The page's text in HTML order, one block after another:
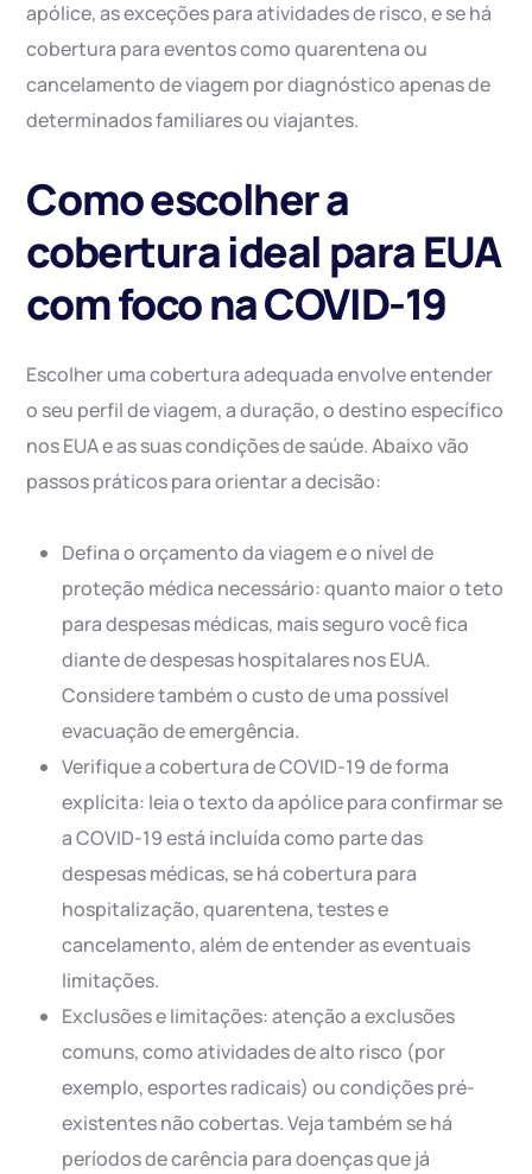
apólice, as exceções para atividades de risco, e se há
cobertura para eventos como quarentena ou
cancelamento de viagem por diagnóstico apenas de
determinados familiares ou viajantes.
Como escolher a
cobertura ideal para EUA
com foco na COVID-19
Escolher uma cobertura adequada envolve entender
o seu perfil de viagem, a duração, o destino específico
nos EUA e as suas condições de saúde. Abaixo vão
passos práticos para orientar a decisão:
Defina o orçamento da viagem e o nível de
proteção médica necessário: quanto maior o teto
para despesas médicas, mais seguro você fica
diante de despesas hospitalares nos EUA.
Considere também o custo de uma possível
evacuação de emergência.
Verifique a cobertura de COVID-19 de forma
explícita: leia o texto da apólice para confirmar se
a COVID-19 está incluída como parte das
despesas médicas, se há cobertura para
hospitalização, quarentena, testes e
cancelamento, além de entender as eventuais
limitações.
Exclusões e limitações: atenção a exclusões
comuns, como atividades de alto risco (por
exemplo, esportes radicais) ou condições pré-
existentes não cobertas. Veja também se há
períodos de carência para doenças que já